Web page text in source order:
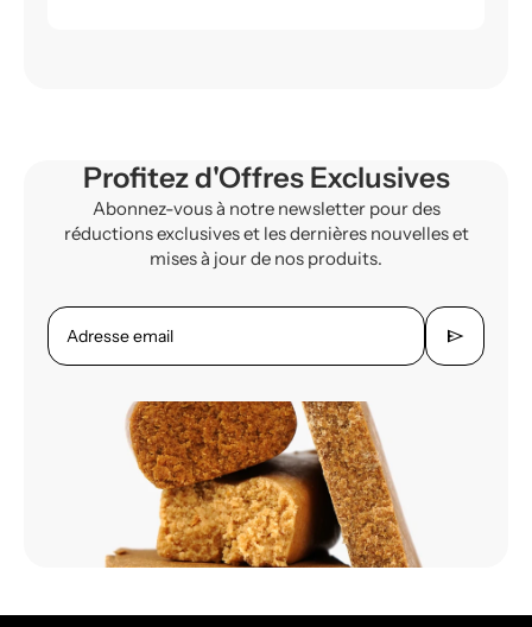
Profitez d'Offres Exclusives
Abonnez-vous à notre newsletter pour des
réductions exclusives et les dernières nouvelles et
mises à jour de nos produits.
Adresse email send